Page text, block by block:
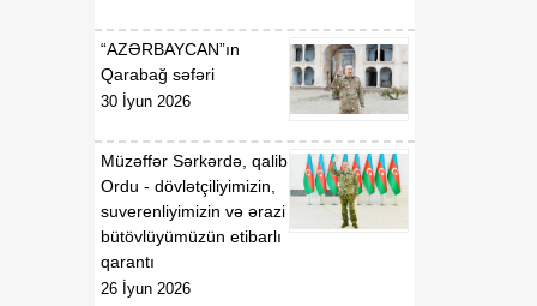
edilməsi haqqında”
Azərbaycan Respublikası
Nazirlər Kabinetinin 2011-
ci il 19 dekabr tarixli 207
nömrəli Qərarında
dəyişiklik edilməsi barədə
Azərbaycan Respublikası
Nazirlər Kabinetinin 2020-
ci il 6 may tarixli 165
nömrəli Qərarı ilə təsdiq
01:54
“AZƏRBAYCAN”ın
Qarabağ səfəri
30 İyun 2026
Müzəffər Sərkərdə, qalib
Ordu - dövlətçiliyimizin,
suverenliyimizin və ərazi
bütövlüyümüzün etibarlı
qarantı
26 İyun 2026